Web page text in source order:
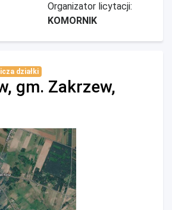
Organizator licytacji:
KOMORNIK
działki
gm. Zakrzew,